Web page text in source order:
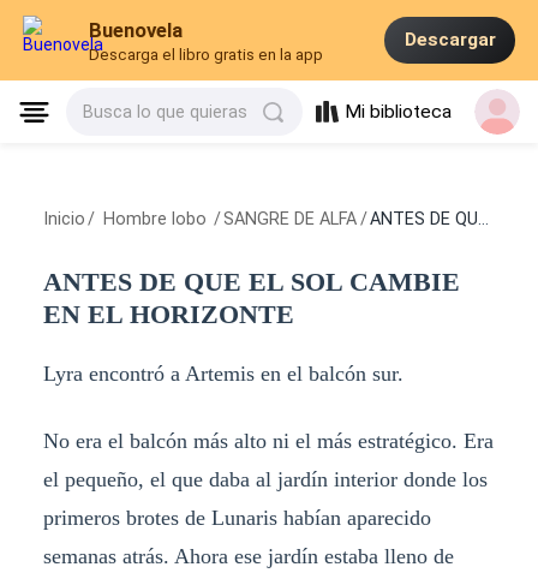
Buenovela
Descarga el libro gratis en la app
Descargar
Busca lo que quieras Mi biblioteca
Inicio / Hombre lobo /SANGRE DE ALFA /ANTES DE QUE EL SOL CAMBIE EN EL HORIZONTE
ANTES DE QUE EL SOL CAMBIE
EN EL HORIZONTE
Lyra encontró a Artemis en el balcón sur.
No era el balcón más alto ni el más estratégico. Era
el pequeño, el que daba al jardín interior donde los
primeros brotes de Lunaris habían aparecido
semanas atrás. Ahora ese jardín estaba lleno de